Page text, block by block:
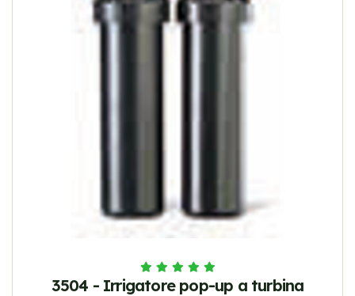
3504 - Irrigatore pop-up a turbina